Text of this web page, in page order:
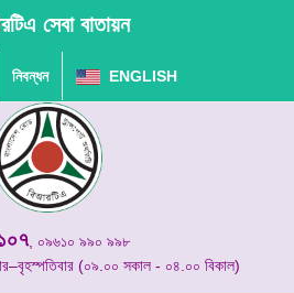
সেবা বাতায়ন
নিবন্ধন ENGLISH
, ০৯৬১০ ৯৯০ ৯৯৮
(০৯.০০ সকাল - ০৪.০০ বিকাল)